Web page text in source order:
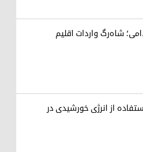
شاه‌رگ واردات اقلیم
از انرژی خورشیدی در